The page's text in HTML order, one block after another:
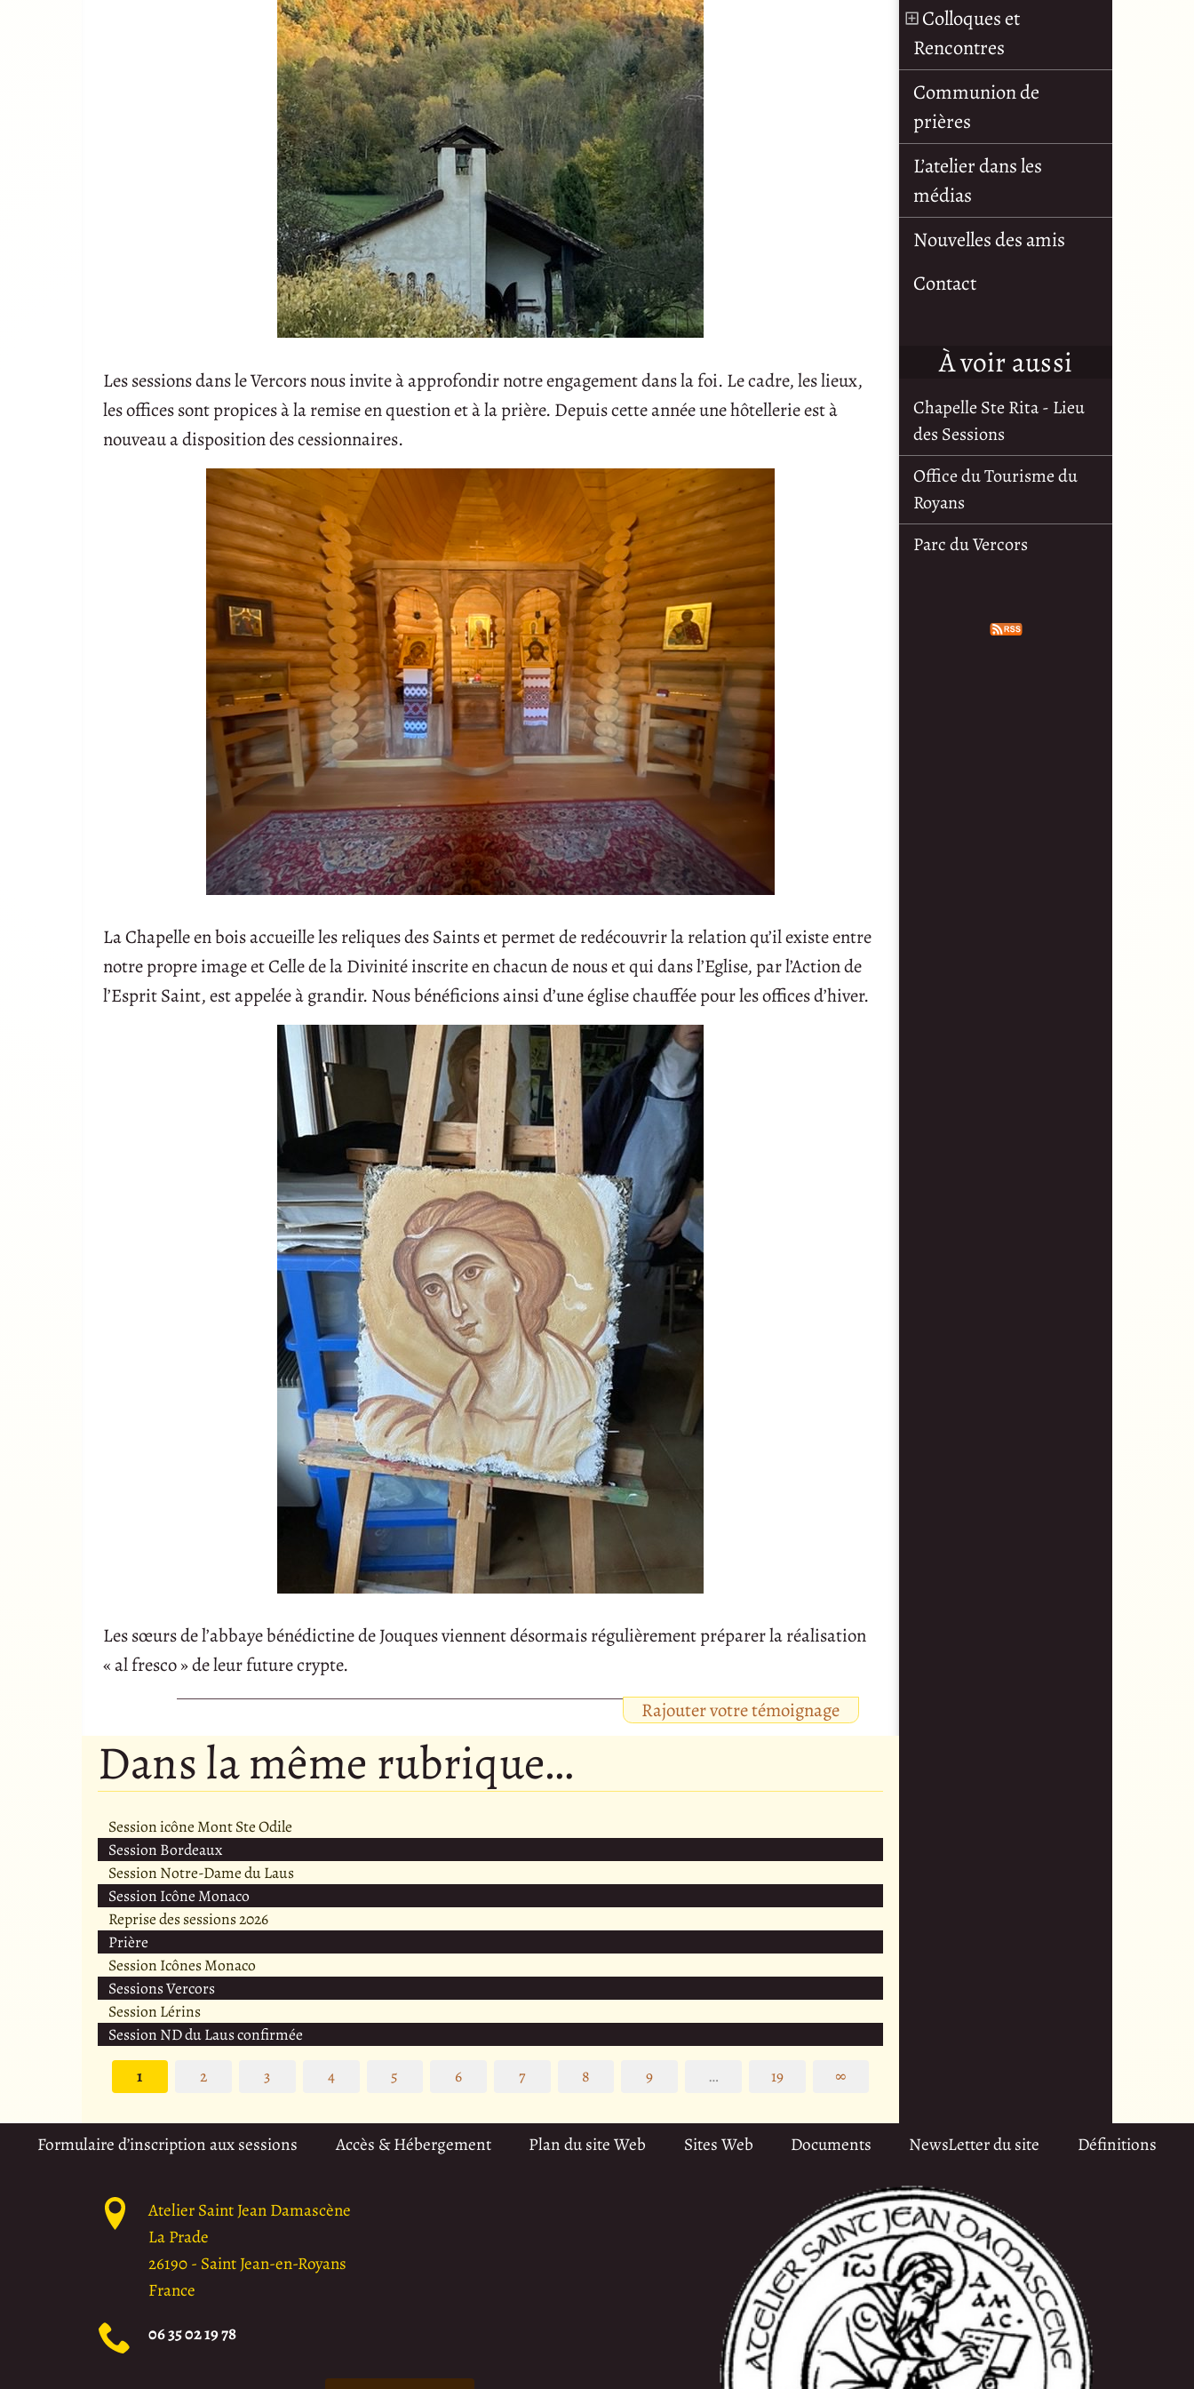
Les sessions dans le Vercors nous invite à approfondir notre engagement dans la foi. Le cadre, les lieux,
les offices sont propices à la remise en question et à la prière. Depuis cette année une hôtellerie est à
nouveau a disposition des cessionnaires.
La Chapelle en bois accueille les reliques des Saints et permet de redécouvrir la relation qu’il existe entre
notre propre image et Celle de la Divinité inscrite en chacun de nous et qui dans l’Eglise, par l’Action de
l’Esprit Saint, est appelée à grandir. Nous bénéficions ainsi d’une église chauffée pour les offices d’hiver.
Les sœurs de l’abbaye bénédictine de Jouques viennent désormais régulièrement préparer la réalisation
« al fresco » de leur future crypte.
Rajouter votre témoignage
Dans la même rubrique…
Session icône Mont Ste Odile
Session Bordeaux
Session Notre-Dame du Laus
Session Icône Monaco
Reprise des sessions 2026
Prière
Session Icônes Monaco
Sessions Vercors
Session Lérins
Session ND du Laus confirmée
1
2 3 4 5 6 7 8 9 … 19 ∞
Colloques et
Rencontres
Communion de
prières
L’atelier dans les
médias
Nouvelles des amis
Contact
À voir aussi
Chapelle Ste Rita - Lieu
des Sessions
Office du Tourisme du
Royans
Parc du Vercors
Formulaire d’inscription aux sessions Accès & Hébergement Plan du site Web Sites Web Documents NewsLetter du site Définitions
Atelier Saint Jean Damascène
La Prade
26190- Saint Jean-en-Royans
France
06 35 02 19 78